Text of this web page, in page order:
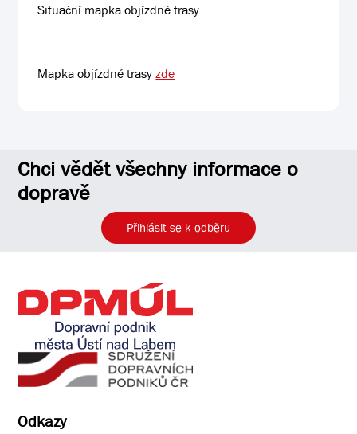
Situační mapka objízdné trasy
Mapka objízdné trasyzde
Chci vědět všechny informace o
dopravě
Přihlásit se k odběru
Odkazy